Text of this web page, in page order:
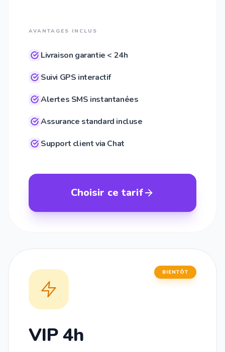
AVANTAGES INCLUS
Livraison garantie < 24h
Suivi GPS interactif
Alertes SMS instantanées
Assurance standard incluse
Support client via Chat
Choisir ce tarif
BIENTÔT
VIP 4h